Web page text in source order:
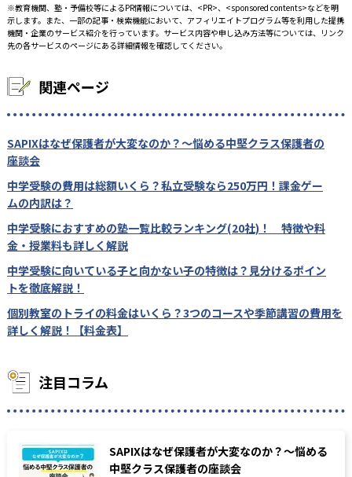
※教育機関、塾・予備校等によるPR情報については、<PR>、<sponsored contents>などを明
示します。また、一部の記事・検索機能において、アフィリエイトプログラム等を利用した提携
機関・企業のサービス紹介を行っています。サービス内容や申し込み方法等については、リンク
先の各サービスのページにある詳細情報を確認してください。
関連ページ
SAPIXはなぜ保護者が大変なのか？〜悩める中堅クラス保護者の
座談会
中学受験の費用は総額いくら？私立受験なら250万円！課金ゲー
ムの内訳は？
中学受験におすすめの塾一覧比較ランキング(20社)！ 特徴や料
金・授業料も詳しく解説
中学受験に向いている子と向かない子の特徴は？見分けるポイン
トを徹底解説！
個別教室のトライの料金はいくら？3つのコースや季節講習の費用を
詳しく解説！【料金表】
注目コラム
SAPIXはなぜ保護者が大変なのか？〜悩める
中堅クラス保護者の座談会